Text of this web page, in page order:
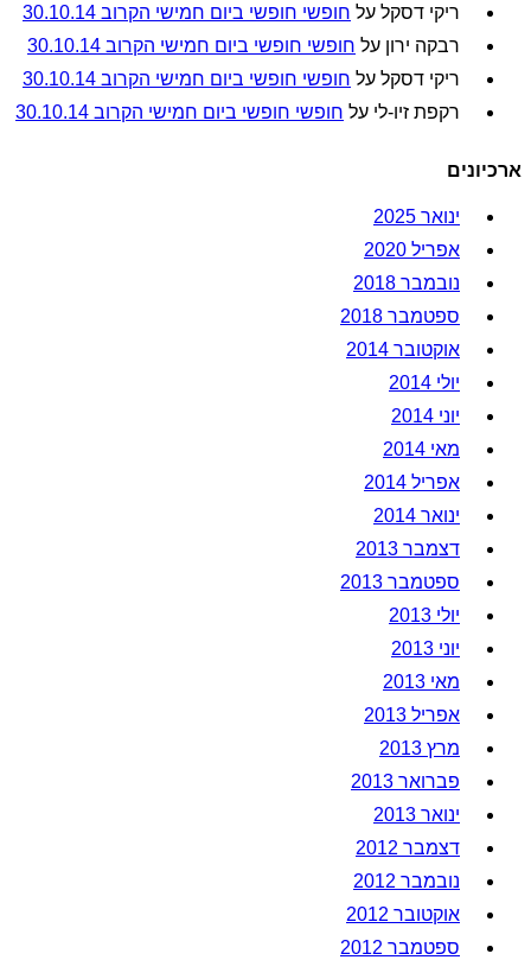
ריקי דסקל על חופשי חופשי ביום חמישי הקרוב 30.10.14
רבקה ירון על חופשי חופשי ביום חמישי הקרוב 30.10.14
ריקי דסקל על חופשי חופשי ביום חמישי הקרוב 30.10.14
רקפת זיו-לי על חופשי חופשי ביום חמישי הקרוב 30.10.14
ארכיונים
ינואר 2025
אפריל 2020
נובמבר 2018
ספטמבר 2018
אוקטובר 2014
יולי 2014
יוני 2014
מאי 2014
אפריל 2014
ינואר 2014
דצמבר 2013
ספטמבר 2013
יולי 2013
יוני 2013
מאי 2013
אפריל 2013
מרץ 2013
פברואר 2013
ינואר 2013
דצמבר 2012
נובמבר 2012
אוקטובר 2012
ספטמבר 2012